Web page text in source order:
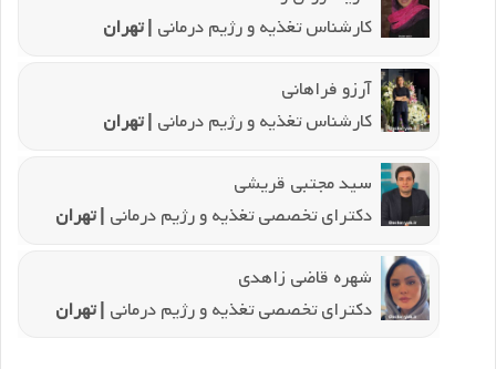
کارشناس تغذیه و رژیم درمانی | تهران
آرزو فراهانی
کارشناس تغذیه و رژیم درمانی | تهران
سید مجتبی قریشی
دکترای تخصصی تغذیه و رژیم درمانی | تهران
شهره قاضی زاهدی
دکترای تخصصی تغذیه و رژیم درمانی | تهران